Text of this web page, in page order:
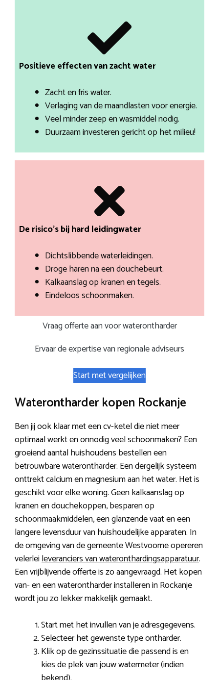
Positieve effecten van zacht water
Zacht en fris water.
Verlaging van de maandlasten voor energie.
Veel minder zeep en wasmiddel nodig.
Duurzaam investeren gericht op het milieu!
De risico’s bij hard leidingwater
Dichtslibbende waterleidingen.
Droge haren na een douchebeurt.
Kalkaanslag op kranen en tegels.
Eindeloos schoonmaken.
Vraag offerte aan voor waterontharder
Ervaar de expertise van regionale adviseurs
Start met vergelijken
Waterontharder kopen Rockanje
Ben jij ook klaar met een cv-ketel die niet meer
optimaal werkt en onnodig veel schoonmaken? Een
groeiend aantal huishoudens bestellen een
betrouwbare waterontharder. Een dergelijk systeem
onttrekt calcium en magnesium aan het water. Het is
geschikt voor elke woning. Geen kalkaanslag op
kranen en douchekoppen, besparen op
schoonmaakmiddelen, een glanzende vaat en een
langere levensduur van huishoudelijke apparaten. In
de omgeving van de gemeente Westvoorne opereren
velerleileveranciers van wateronthardingsapparatuur.
Een vrijblijvende offerte is zo aangevraagd. Het kopen
van- en een waterontharder installeren in Rockanje
wordt jou zo lekker makkelijk gemaakt.
Start met het invullen van je adresgegevens.
Selecteer het gewenste type ontharder.
Klik op de gezinssituatie die passend is en
kies de plek van jouw watermeter (indien